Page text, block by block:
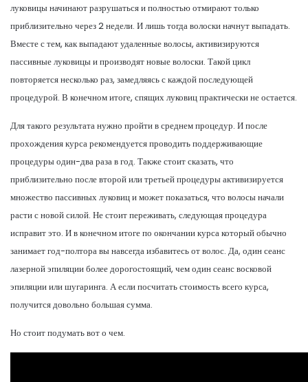
луковицы начинают разрушаться и полностью отмирают только
приблизительно через 2 недели. И лишь тогда волоски начнут выпадать.
Вместе с тем, как выпадают удаленные волосы, активизируются
пассивные луковицы и производят новые волоски. Такой цикл
повторяется несколько раз, замедляясь с каждой последующей
процедурой. В конечном итоге, спящих луковиц практически не остается.
Для такого результата нужно пройти в среднем процедур. И после
прохождения курса рекомендуется проводить поддерживающие
процедуры один-два раза в год. Также стоит сказать, что
приблизительно после второй или третьей процедуры активизируется
множество пассивных луковиц и может показаться, что волосы начали
расти с новой силой. Не стоит переживать, следующая процедура
исправит это. И в конечном итоге по окончании курса который обычно
занимает год-полтора вы навсегда избавитесь от волос. Да, один сеанс
лазерной эпиляции более дорогостоящий, чем один сеанс восковой
эпиляции или шугаринга. А если посчитать стоимость всего курса,
получится довольно большая сумма.
Но стоит подумать вот о чем.